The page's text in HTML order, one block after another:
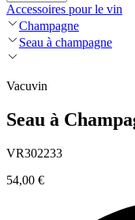
Accessoires pour le vin
Champagne
Seau à champagne
Vacuvin
Seau à
VR302233
54,00 €